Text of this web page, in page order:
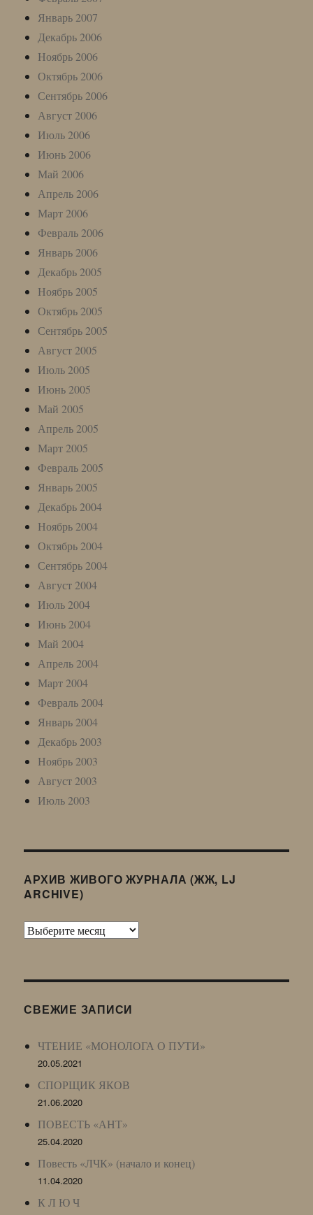
Январь 2007
Декабрь 2006
Ноябрь 2006
Октябрь 2006
Сентябрь 2006
Август 2006
Июль 2006
Июнь 2006
Май 2006
Апрель 2006
Март 2006
Февраль 2006
Январь 2006
Декабрь 2005
Ноябрь 2005
Октябрь 2005
Сентябрь 2005
Август 2005
Июль 2005
Июнь 2005
Май 2005
Апрель 2005
Март 2005
Февраль 2005
Январь 2005
Декабрь 2004
Ноябрь 2004
Октябрь 2004
Сентябрь 2004
Август 2004
Июль 2004
Июнь 2004
Май 2004
Апрель 2004
Март 2004
Февраль 2004
Январь 2004
Декабрь 2003
Ноябрь 2003
Август 2003
Июль 2003
АРХИВ ЖИВОГО ЖУРНАЛА (ЖЖ, LJ
ARCHIVE)
Архив
LJ
СВЕЖИЕ ЗАПИСИ
ЧТЕНИЕ «МОНОЛОГА О ПУТИ»
20.05.2021
СПОРЩИК ЯКОВ
21.06.2020
ПОВЕСТЬ «АНТ»
25.04.2020
Повесть «ЛЧК» (начало и конец)
11.04.2020
К Л Ю Ч